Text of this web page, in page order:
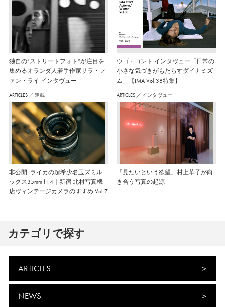
独自の“ストリートフォト”が注目を
集めるオランダ人若手作家サラ・フ
ァン・ライ インタヴュー
ウゴ・コント インタヴュー「日常の
小さな気づきがもたらすダイナミズ
ム」【IMA Vol.38特集】
ARTICLES ／ 連載
非公開: ライカの超希少名玉ズミル
ックス35mm f1.4｜新宿 北村写真機
店ヴィンテージカメラのすすめ Vol.7
ARTICLES ／ インタヴュー
「見たいという欲望」村上華子が向
き合う写真の起源
カテゴリで探す
ARTICLES
NEWS